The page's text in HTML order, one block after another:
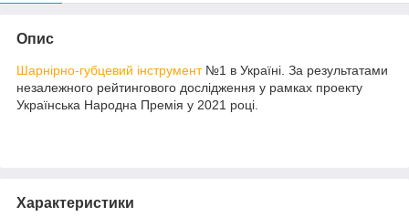
Опис
Шарнірно-губцевий інструмент№1 в Україні. За результатами
незалежного рейтингового дослідження у рамках проекту
Українська Народна Премія у 2021 році.
Характеристики